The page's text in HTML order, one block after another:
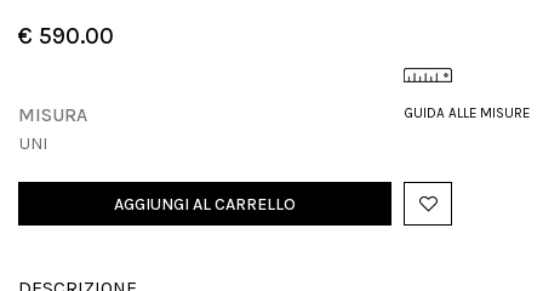
€ 590.00
GUIDA ALLE MISURE
MISURA
UNI
AGGIUNGI AL CARRELLO